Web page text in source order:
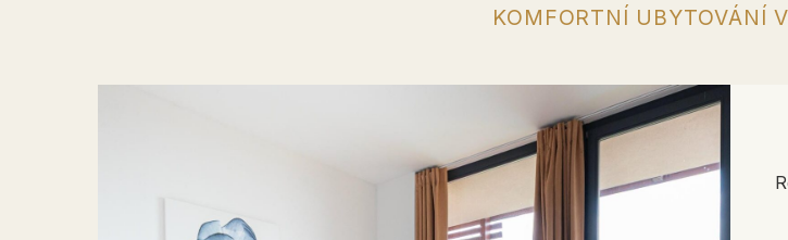
KOMFORTNÍ UBYTOVÁNÍ